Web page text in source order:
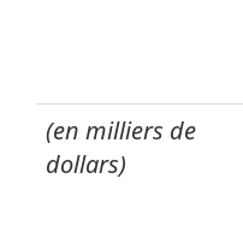
(en milliers de
dollars)